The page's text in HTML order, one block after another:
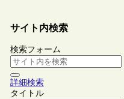
サイト内検索
検索フォーム
詳細検索
タイトル